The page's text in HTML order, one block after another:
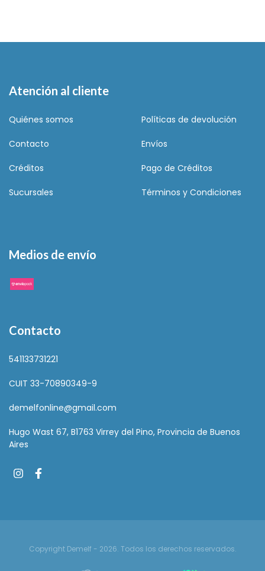
Atención al cliente
Quiénes somos Políticas de devolución
Contacto Envíos
Créditos Pago de Créditos
Sucursales Términos y Condiciones
Medios de envío
Contacto
541133731221
CUIT 33-70890349-9
demelfonline@gmail.com
Hugo Wast 67, B1763 Virrey del Pino, Provincia de Buenos
Aires
Copyright Demelf - 2026. Todos los derechos reservados.